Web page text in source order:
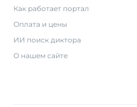
Как работает портал
Оплата и цены
ИИ поиск диктора
О нашем сайте